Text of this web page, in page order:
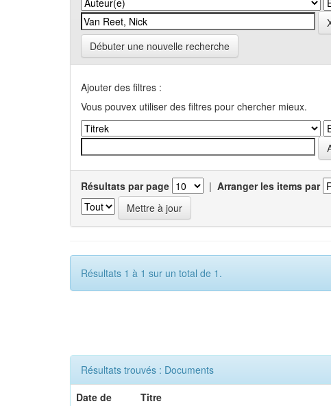
Débuter une nouvelle recherche
Ajouter des filtres :
Vous pouvex utiliser des filtres pour chercher mieux.
Résultats par page | Arranger les items par
Résultats 1 à 1 sur un total de 1.
Résultats trouvés : Documents
Date de
Titre